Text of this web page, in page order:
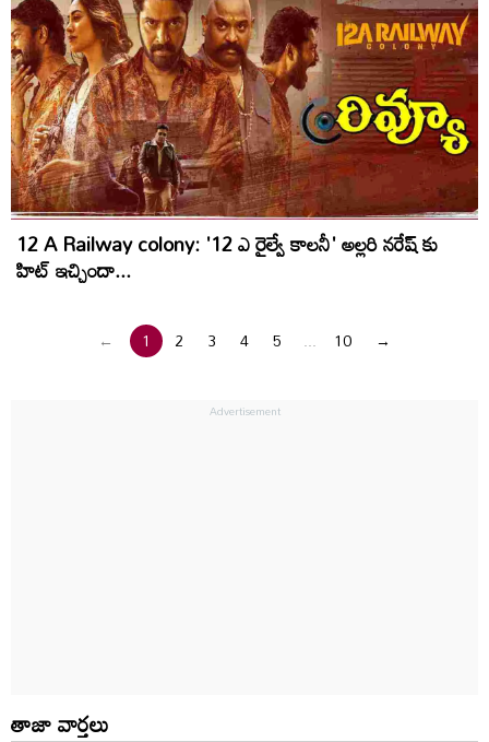
12 A Railway colony: '12 ఎ రైల్వే కాలనీ' అల్లరి నరేష్ కు
హిట్ ఇచ్చిందా...
← 1 2 3 4 5 ... 10 →
తాజా వార్తలు